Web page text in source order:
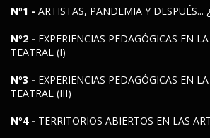
Nº1 - ARTISTAS, PANDEMIA Y DESPUÉS...
Nº2 - EXPERIENCIAS PEDAGÓGICAS EN
TEATRAL (I)
Nº3 - EXPERIENCIAS PEDAGÓGICAS EN
TEATRAL (III)
Nº4 - TERRITORIOS ABIERTOS EN LAS